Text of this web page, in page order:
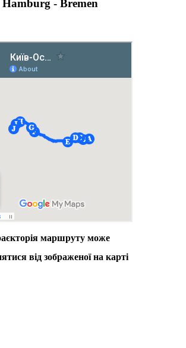
Hamburg - Bremen
маршруту може
від зображеної на карті